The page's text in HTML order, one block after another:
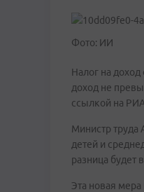
Фото: ИИ
Налог на
доход не
ссылкой на
Министр труда
детей и
разница будет
Эта новая